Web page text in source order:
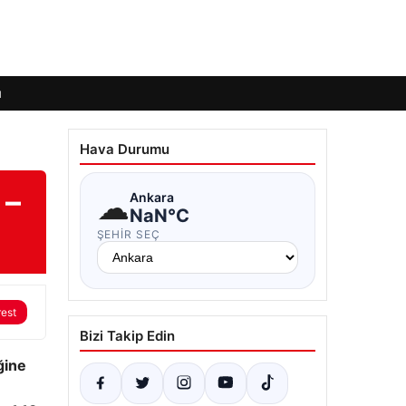
Hava Durumu
☁Ankara
NaN°C
ŞEHIR SEÇ
Bizi Takip Edin